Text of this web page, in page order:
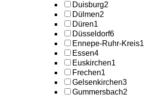
Duisburg2
Dülmen2
Düren1
Düsseldorf6
Ennepe-Ruhr-Kreis1
Essen4
Euskirchen1
Frechen1
Gelsenkirchen3
Gummersbach2